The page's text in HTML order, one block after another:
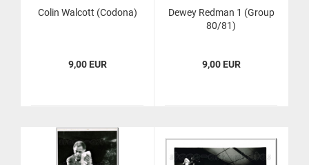
Colin Wal­cott (Codo­na)
9,00 EUR
Dewey Red­man 1 (Group
80/81)
9,00 EUR